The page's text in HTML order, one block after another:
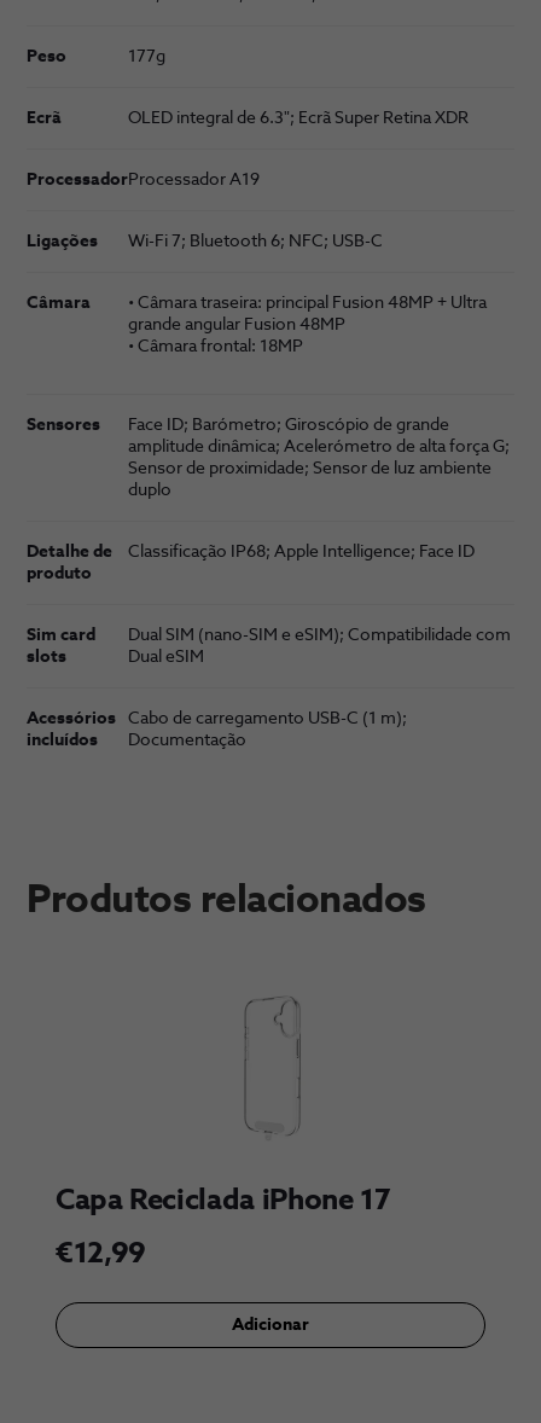
Peso 177g
Ecrã OLED integral de 6.3"; Ecrã Super Retina XDR
ProcessadorProces­sador A19
Ligações Wi-Fi 7; Bluetooth 6; NFC; USB-C
Câmara
• Câmara traseira: principal Fusion 48MP + Ultra
grande angular Fusion 48MP
• Câmara frontal: 18MP
Sensores
Face ID; Barómetro; Giroscópio de grande
amplitude dinâmica; Acelerómetro de alta força G;
Sensor de proximidade; Sensor de luz ambiente
duplo
Detalhe de
produto
Classificação IP68; Apple Intelligence; Face ID
Sim card
slots
Dual SIM (nano-SIM e eSIM); Compati­bilidade com
Dual eSIM
Acessórios
incluídos
Cabo de carrega­mento USB-C (1 m);
Documentação
Produtos relacionados
Capa Reciclada iPhone 17
€12,99
Adi​cionar